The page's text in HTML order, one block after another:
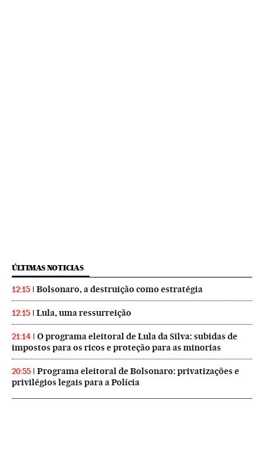
ÚLTIMAS NOTICIAS
12:15 Bolsonaro, a destruição como estratégia
12:15 Lula, uma ressurreição
21:14
O programa eleitoral de Lula da Silva: subidas de
impostos para os ricos e proteção para as minorias
20:55
Programa eleitoral de Bolsonaro: privatizações e
privilégios legais para a Polícia